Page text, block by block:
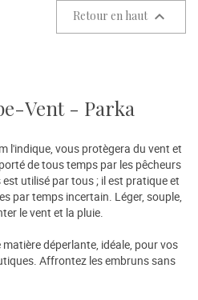
Vent - Parka
l'indique, vous protègera du vent et
de tous temps par les pêcheurs
utilisé par tous ; il est pratique et
par temps incertain. Léger, souple,
le vent et la pluie.
déperlante, idéale, pour vos
Affrontez les embruns sans
Retour en haut 